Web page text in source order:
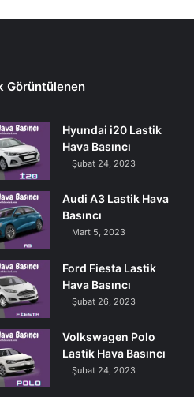
Görüntülenen
Hyundai i20 Lastik
Hava Basıncı
Şubat 24, 2023
Audi A3 Lastik Hava
Basıncı
Mart 5, 2023
Ford Fiesta Lastik
Hava Basıncı
Şubat 26, 2023
Volkswagen Polo
Lastik Hava Basıncı
Şubat 24, 2023